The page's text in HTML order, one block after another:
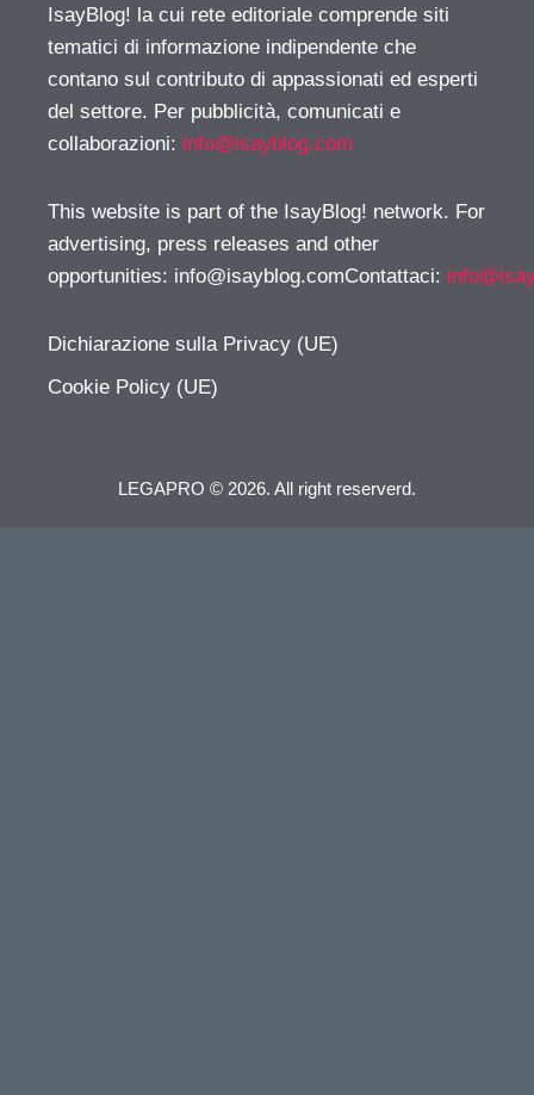
IsayBlog! la cui rete editoriale comprende siti
tematici di informazione indipendente che
contano sul contributo di appassionati ed esperti
del settore. Per pubblicità, comunicati e
collaborazioni: info@isayblog.com
This website is part of the IsayBlog! network. For
advertising, press releases and other
opportunities: info@isayblog.comContattaci:
Dichiarazione sulla Privacy (UE)
Cookie Policy (UE)
LEGAPRO © 2026. All right reserverd.